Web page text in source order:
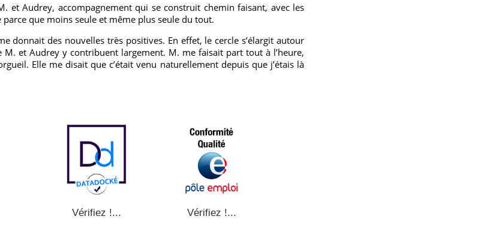
et Audrey, accompagnement qui se construit chemin faisant, avec les
que moins seule et même plus seule du tout.
donnait des nouvelles très positives. En effet, le cercle s’élargit autour
M. et Audrey y contribuent largement. M. me faisait part tout à l’heure,
Elle me disait que c’était venu naturellement depuis que j’étais là
Vérifiez !...
Vérifiez !...